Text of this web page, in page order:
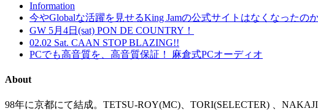
Information
今やGlobalな活躍を見せるKing Jamの公式サイトはなくなったの
GW 5月4日(sat) PON DE COUNTRY！
02.02 Sat. CAAN STOP BLAZING!!
PCでも高音質を、高音質保証！ 麻倉式PCオーディオ
About
98年に京都にて結成。TETSU-ROY(MC)、TORI(SELECTER) 、